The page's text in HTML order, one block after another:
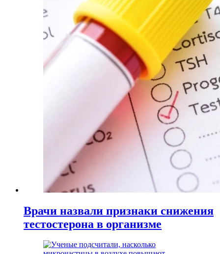
Врачи назвали признаки снижения
тестостерона в организме